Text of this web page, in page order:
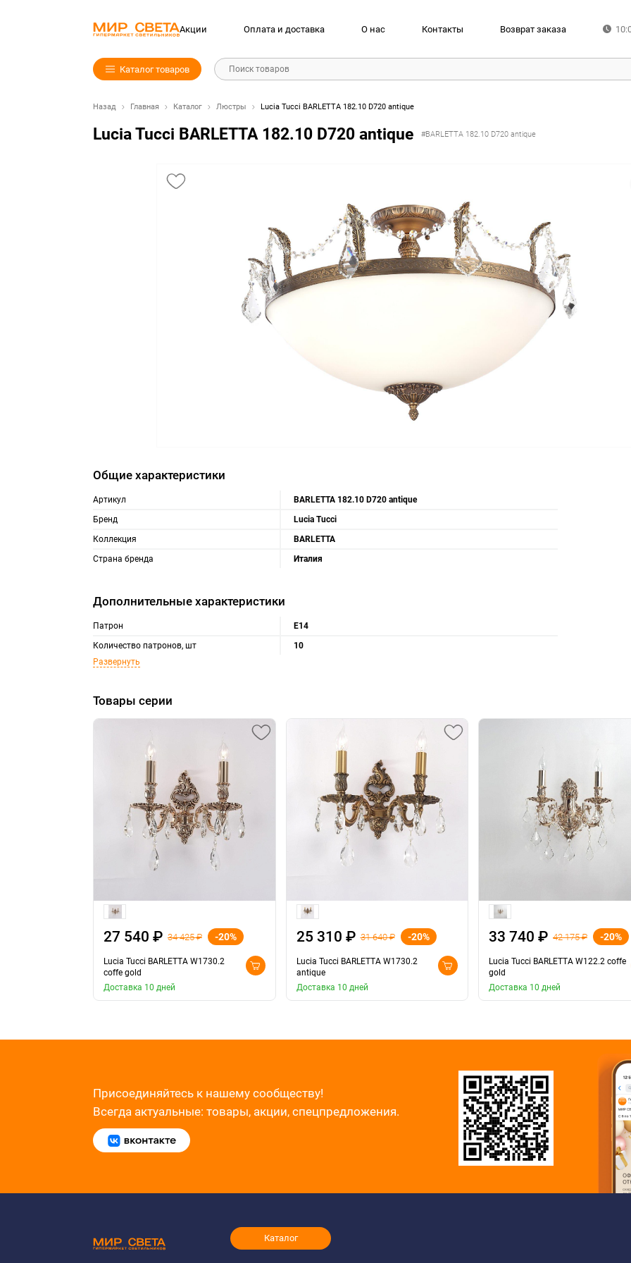
Акции Оплата и доставка О нас Контакты Возврат заказа
Каталог товаров Поиск товаров
Назад Главная Каталог Люстры Lucia Tucci BARLETTA 182.10 D720 antique
Lucia Tucci BARLETTA 182.10 D720 antique #BARLETTA 182.10 D720 antique
Общие характеристики
Артикул
BARLETTA 182.10 D720 antique
Бренд
Lucia Tucci
Коллекция
BARLETTA
Страна бренда
Италия
Дополнительные характеристики
Патрон
Е14
Количество патронов, шт
10
Развернуть
Товары серии
27 540 ₽ 34 425 ₽ -20%
Lucia Tucci BARLETTA W1730.2
coffe gold
Доставка 10 дней
25 310 ₽ 31 640 ₽ -20%
Lucia Tucci BARLETTA W1730.2
antique
Доставка 10 дней
33 740 ₽ 42 175 ₽ -20%
Lucia Tucci BARLETTA W122.2 coffe
gold
Доставка 10 дней
Присоединяйтесь к нашему сообществу!
Всегда актуальные: товары, акции, спецпредложения.
Каталог